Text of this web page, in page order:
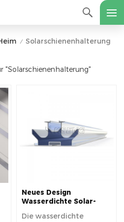
/ Solarschienenhalterung
"Solarschienenhalterung"
Neues Design
Wasserdichte Solar-
Photovoltaik-Carport
Die wasserdichte